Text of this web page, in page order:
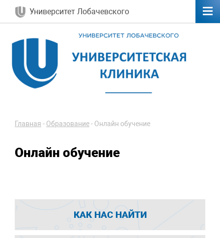
Университет Лобачевского
Главная - Образование- Онлайн обучение
Онлайн обучение
КАК НАС НАЙТИ